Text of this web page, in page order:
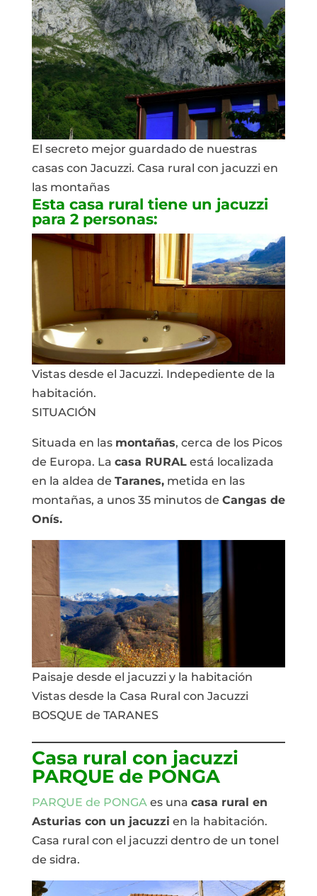
El secreto mejor guardado de nuestras
casas con Jacuzzi. Casa rural con jacuzzi en
las montañas
Esta casa rural tiene un jacuzzi
para 2 personas:
Vistas desde el Jacuzzi. Indepediente de la
habitación.
SITUACIÓN
Situada en las montañas, cerca de los Picos
de Europa. La casa RURALestá localizada
en la aldea de Taranes,metida en las
montañas, a unos 35 minutos de Cangas de
Onís.
Paisaje desde el jacuzzi y la habitación
Vistas desde la Casa Rural con Jacuzzi
BOSQUE de TARANES
Casa rural con jacuzzi
PARQUE de PONGA
PARQUE de PONGAes una casa rural en
Asturias con un jacuzzi en la habitación.
Casa rural con el jacuzzi dentro de un tonel
de sidra.